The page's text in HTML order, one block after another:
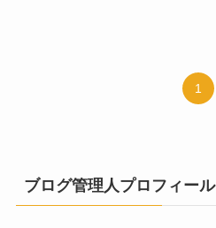
1
ブログ管理人プロフィール